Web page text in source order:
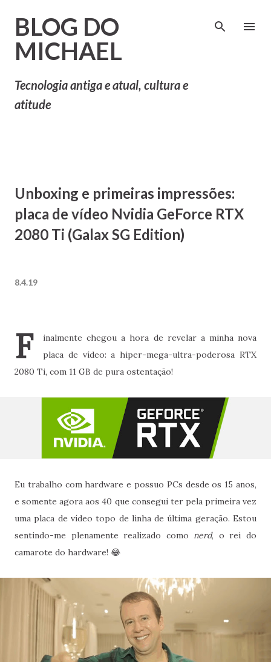
BLOG DO
MICHAEL
Tecnologia antiga e atual, cultura e
atitude
Unboxing e primeiras impressões:
placa de vídeo Nvidia GeForce RTX
2080 Ti (Galax SG Edition)
8.4.19
F
inalmente chegou a hora de revelar a minha nova
placa de vídeo: a hiper-mega-ultra-poderosa RTX
2080 Ti, com 11 GB de pura ostentação!
Eu trabalho com hardware e possuo PCs desde os 15 anos,
e somente agora aos 40 que consegui ter pela primeira vez
uma placa de vídeo topo de linha de última geração. Estou
sentindo-me plenamente realizado comonerd, o rei do
camarote do hardware! 😂